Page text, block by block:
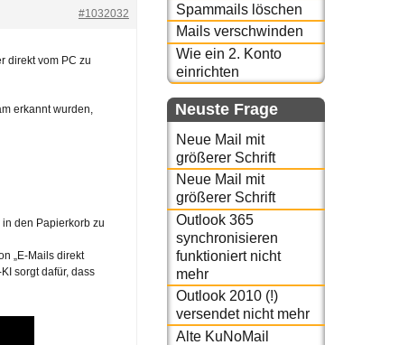
#1032032
direkt vom PC zu
erkannt wurden,
den Papierkorb zu
„E-Mails direkt
sorgt dafür, dass
Spammails löschen
Mails verschwinden
Wie ein 2. Konto
einrichten
Neuste Frage
Neue Mail mit
größerer Schrift
Neue Mail mit
größerer Schrift
Outlook 365
synchronisieren
funktioniert nicht
mehr
Outlook 2010 (!)
versendet nicht mehr
Alte KuNoMail